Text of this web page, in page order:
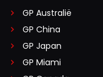
GP Australië
GP China
GP Japan
GP Miami